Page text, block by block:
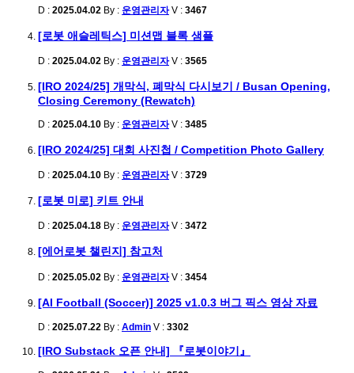
D : 2025.04.02 By : 운영관리자 V : 3467
[로봇 애슬레틱스] 미션맵 블록 샘플
D : 2025.04.02 By : 운영관리자 V : 3565
[IRO 2024/25] 개막식, 폐막식 다시보기 / Busan Opening,
Closing Ceremony (Rewatch)
D : 2025.04.10 By : 운영관리자 V : 3485
[IRO 2024/25] 대회 사진첩 / Competition Photo Gallery
D : 2025.04.10 By : 운영관리자 V : 3729
[로봇 미로] 키트 안내
D : 2025.04.18 By : 운영관리자 V : 3472
[에어로봇 챌린지] 참고처
D : 2025.05.02 By : 운영관리자 V : 3454
[AI Football (Soccer)] 2025 v1.0.3 버그 픽스 영상 자료
D : 2025.07.22 By : Admin V : 3302
[IRO Substack 오픈 안내] 『로봇이야기』